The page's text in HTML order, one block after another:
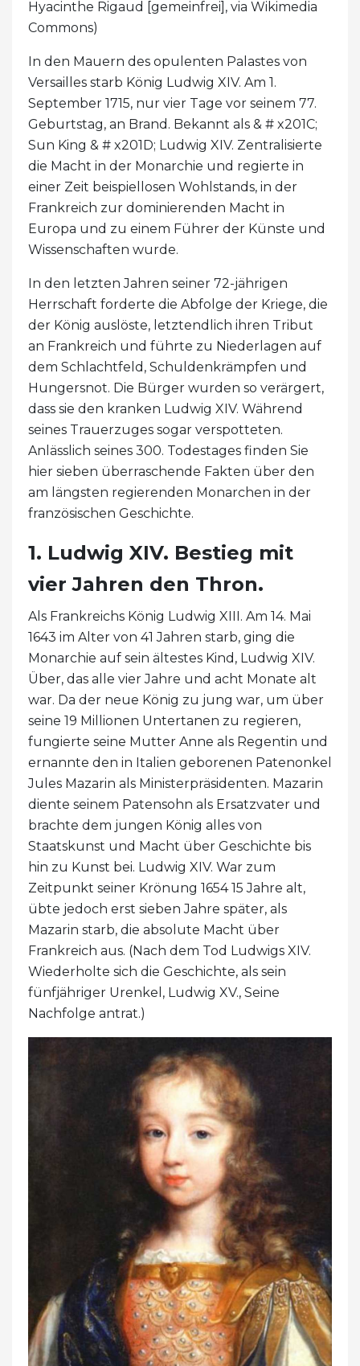
Hyacinthe Rigaud [gemeinfrei], via Wikimedia
Commons)
In den Mauern des opulenten Palastes von
Versailles starb König Ludwig XIV. Am 1.
September 1715, nur vier Tage vor seinem 77.
Geburtstag, an Brand. Bekannt als & # x201C;
Sun King & # x201D; Ludwig XIV. Zentralisierte
die Macht in der Monarchie und regierte in
einer Zeit beispiellosen Wohlstands, in der
Frankreich zur dominierenden Macht in
Europa und zu einem Führer der Künste und
Wissenschaften wurde.
In den letzten Jahren seiner 72-jährigen
Herrschaft forderte die Abfolge der Kriege, die
der König auslöste, letztendlich ihren Tribut
an Frankreich und führte zu Niederlagen auf
dem Schlachtfeld, Schuldenkrämpfen und
Hungersnot. Die Bürger wurden so verärgert,
dass sie den kranken Ludwig XIV. Während
seines Trauerzuges sogar verspotteten.
Anlässlich seines 300. Todestages finden Sie
hier sieben überraschende Fakten über den
am längsten regierenden Monarchen in der
französischen Geschichte.
1. Ludwig XIV. Bestieg mit
vier Jahren den Thron.
Als Frankreichs König Ludwig XIII. Am 14. Mai
1643 im Alter von 41 Jahren starb, ging die
Monarchie auf sein ältestes Kind, Ludwig XIV.
Über, das alle vier Jahre und acht Monate alt
war. Da der neue König zu jung war, um über
seine 19 Millionen Untertanen zu regieren,
fungierte seine Mutter Anne als Regentin und
ernannte den in Italien geborenen Patenonkel
Jules Mazarin als Ministerpräsidenten. Mazarin
diente seinem Patensohn als Ersatzvater und
brachte dem jungen König alles von
Staatskunst und Macht über Geschichte bis
hin zu Kunst bei. Ludwig XIV. War zum
Zeitpunkt seiner Krönung 1654 15 Jahre alt,
übte jedoch erst sieben Jahre später, als
Mazarin starb, die absolute Macht über
Frankreich aus. (Nach dem Tod Ludwigs XIV.
Wiederholte sich die Geschichte, als sein
fünfjähriger Urenkel, Ludwig XV., Seine
Nachfolge antrat.)